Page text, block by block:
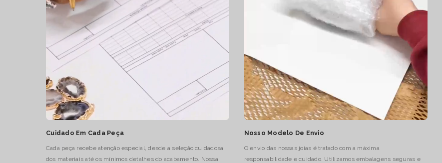
Cuidado Em Cada Peça
Cada peça recebe atenção especial, desde a seleção cuidadosa
dos materiais até os mínimos detalhes do acabamento. Nossa
Nosso Modelo De Envio
O envio das nossas joias é tratado com a máxima
responsabilidade e cuidado. Utilizamos embalagens seguras e